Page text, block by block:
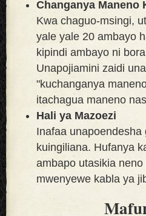
Changanya Maneno
Kwa chaguo-msingi,
yale yale 20 ambayo
kipindi ambayo ni
Unapojiamini zaidi
"kuchanganya
itachagua maneno
Hali ya Mazoezi
Inafaa unapoendesha
kuingiliana. Hufanya
ambapo utasikia
mwenyewe kabla ya